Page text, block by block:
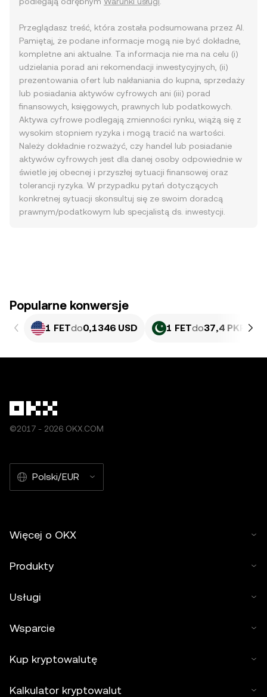
Przeglądasz treść, która została podsumowana przez AI.
Pamiętaj, że podane informacje mogą nie być dokładne,
kompletne ani aktualne. Ta informacja nie ma na celu (i)
udzielania porad ani rekomendacji inwestycyjnych, (ii)
prezentowania ofert lub nakłaniania do kupna, sprzedaży
lub posiadania aktywów cyfrowych ani (iii) porad
finansowych, księgowych, prawnych lub podatkowych.
Aktywa cyfrowe podlegają zmienności rynku, wiążą się z
wysokim stopniem ryzyka i mogą tracić na wartości.
Należy dokładnie rozważyć, czy handel lub posiadanie
aktywów cyfrowych jest dla danej osoby odpowiednie w
świetle jej obecnej i przyszłej sytuacji finansowej oraz
tolerancji ryzyka. W przypadku pytań dotyczących
konkretnej sytuacji skonsultuj się ze swoim doradcą
prawnym/podatkowym lub specjalistą ds. inwestycji.
Popularne konwersje
1 FETdo0,1346 USD 1 FETdo37,4 PKR
©2017 - 2026 OKX.COM
Polski/EUR
Więcej o OKX
Produkty
Usługi
Wsparcie
Kup kryptowalutę
Kalkulator kryptowalut